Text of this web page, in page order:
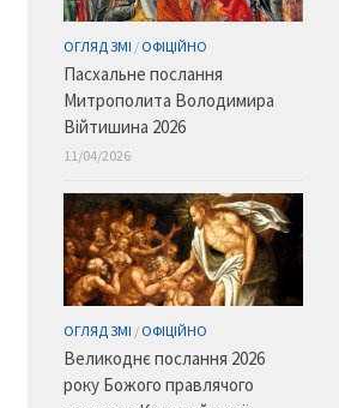
ОГЛЯД ЗМІ / ОФІЦІЙНО
Пасхальне послання
Митрополита Володимира
Війтишина 2026
11/04/2026
ОГЛЯД ЗМІ / ОФІЦІЙНО
Великоднє послання 2026
року Божого правлячого